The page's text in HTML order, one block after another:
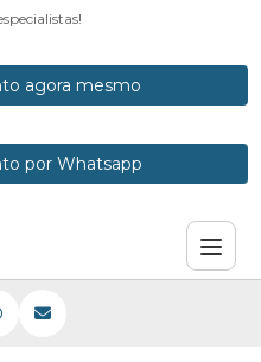
agora mesmo
por Whatsapp